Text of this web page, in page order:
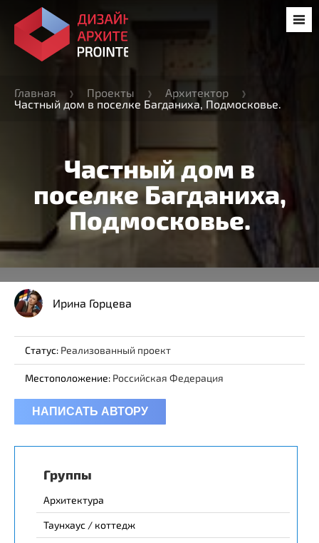
Главная Проекты
Архитектор
Частный дом в поселке Багданиха, Подмосковье.
Частный дом в
поселке Багданиха,
Подмосковье.
Ирина Горцева
Статус: Реализованный проект
Местоположение: Российская Федерация
НАПИСАТЬ АВТОРУ
Группы
Архитектура
Таунхаус / коттедж